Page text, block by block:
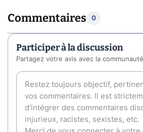
Commentaires 0
Participer à la discussion
Partagez votre avis avec la